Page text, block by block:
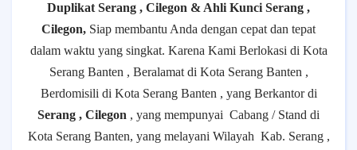
Duplikat Serang , Cilegon & Ahli Kunci Serang ,
Cilegon, Siap membantu Anda dengan cepat dan tepat
dalam waktu yang singkat. Karena Kami Berlokasi di Kota
Serang Banten , Beralamat di Kota Serang Banten ,
Berdomisili di Kota Serang Banten , yang Berkantor di
Serang , Cilegon , yang mempunyai Cabang / Stand di
Kota Serang Banten, yang melayani Wilayah Kab. Serang ,